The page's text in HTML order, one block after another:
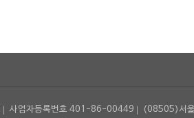
사업자등록번호 401-86-00449
(08505)서